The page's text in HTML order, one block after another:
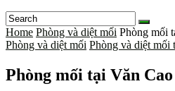
Home Phòng và diệt mối Phòng mối
Phòng và diệt mối Phòng và diệt mối
Phòng mối tại Văn